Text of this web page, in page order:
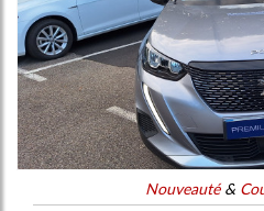
Nouveauté&